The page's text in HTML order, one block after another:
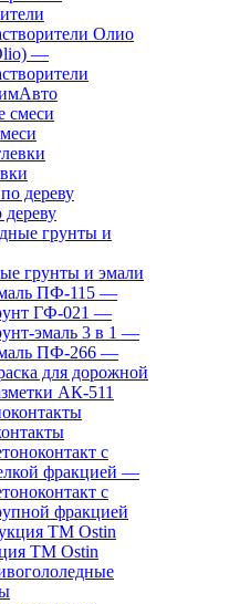
Олио
—
грунты и эмали
ПФ-115 —
ГФ-021 —
эмаль 3 в 1 —
ПФ-266 —
для дорожной
АК-511
с
фракцией —
с
фракцией
ТМ Ostin